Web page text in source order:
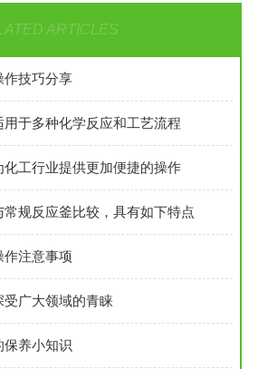
ARTICLES
作技巧分享
于多种化学反应和工艺流程
工行业提供更加便捷的操作
规反应釜比较，具有如下特点
作注意事项
广大领域的青睐
保养小知识